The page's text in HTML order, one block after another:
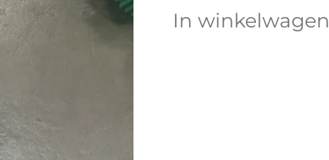
In winkelwagen